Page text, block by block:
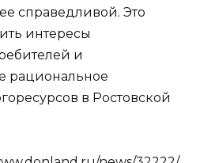
справедливой. Это
интересы
и
рациональное
в Ростовской